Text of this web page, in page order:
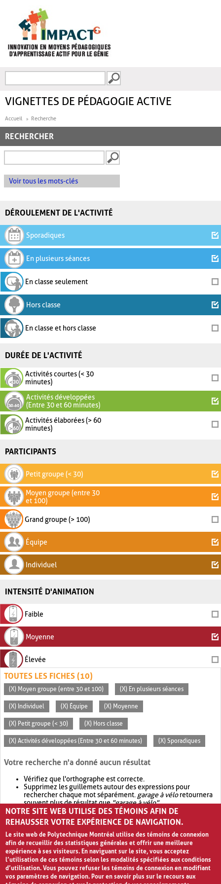
FORMULAIRE DE
VIGNETTES DE PÉDAGOGIE ACTIVE
Accueil Recherche
RECHERCHER
Voir tous les mots-clés
DÉROULEMENT DE L'ACTIVITÉ
Sporadiques
En plusieurs séances
En classe seulement
Hors classe
En classe et hors classe
DURÉE DE L'ACTIVITÉ
Activités courtes (< 30
minutes)
Activités développées
(Entre 30 et 60 minutes)
Activités élaborées (> 60
minutes)
PARTICIPANTS
Petit groupe (< 30)
Moyen groupe (entre 30
et 100)
Grand groupe (> 100)
Équipe
Individuel
INTENSITÉ D'ANIMATION
Faible
Moyenne
Élevée
TOUTES LES FICHES (10)
(X) Moyen groupe (entre 30 et 100) (X) En plusieurs séances
(X) Individuel (X) Équipe (X) Moyenne
(X) Petit groupe (< 30) (X) Hors classe
(X) Activités développées (Entre 30 et 60 minutes) (X) Sporadiques
Votre recherche n'a donné aucun résultat
Vérifiez que l'orthographe est correcte.
Supprimez les guillemets autour des expressions pour
rechercher chaque mot séparément. garage à véloretournera
souvent plus de résultat que"garage à vélo".
Envisagez d'élargir votre recherche avec OR.garage OR vélo
retournera souvent plus de résultat quegarage à vélo
NOTRE SITE WEB UTILISE DES TÉMOINS AFIN DE
REHAUSSER VOTRE EXPÉRIENCE DE NAVIGATION.
Le site web de Polytechnique Montréal utilise des témoins de connexion
afin de recueillir des statistiques générales et offrir une meilleure
expérience à ses visiteurs. En naviguant sur le site, vous acceptez
l’utilisation de ces témoins selon les modalités spécifiées aux conditions
d’utilisation. Vous pouvez refuser les témoins de connexion en modifiant
vos paramètres de navigation. Pour en savoir plus sur le recours aux